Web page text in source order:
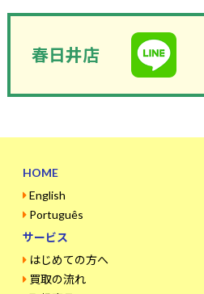
春日井店
HOME
English
Português
サービス
はじめての方へ
買取の流れ